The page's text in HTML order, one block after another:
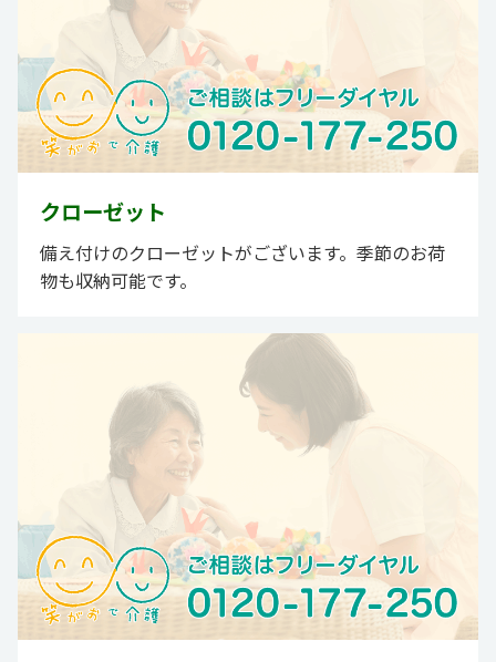
クローゼット
備え付けのクローゼットがございます。季節のお荷
物も収納可能です。